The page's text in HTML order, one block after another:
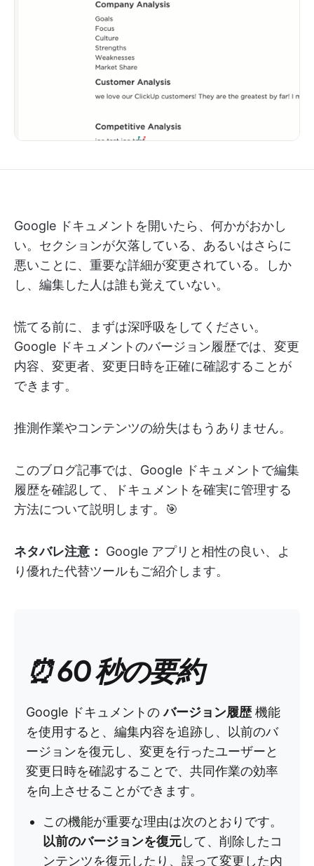
Google ドキュメントを開いたら、何かがおかし
い。セクションが欠落している、あるいはさらに
悪いことに、重要な詳細が変更されている。しか
し、編集した人は誰も覚えていない。
慌てる前に、まずは深呼吸をしてください。
Google ドキュメントのバージョン履歴では、変更
内容、変更者、変更日時を正確に確認することが
できます。
推測作業やコンテンツの紛失はもうありません。
このブログ記事では、Google ドキュメントで編集
履歴を確認して、ドキュメントを確実に管理する
方法について説明します。🎯
ネタバレ注意：
Google アプリと相性の良い、よ
り優れた代替ツールもご紹介します。
⏰ 60 秒の要約
Google ドキュメントのバージョン履歴 機能
を使用すると、編集内容を追跡し、以前のバ
ージョンを復元し、変更を行ったユーザーと
変更日時を確認することで、共同作業の効率
を向上させることができます。
この機能が重要な理由は次のとおりです。
以前のバージョンを復元して、削除したコ
ンテンツを復元したり、誤って変更した内